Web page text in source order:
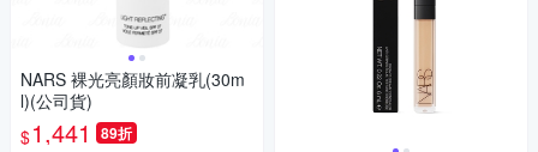
NARS 裸光亮顏妝前凝乳(30m
l)(公司貨)
$1,441 89折